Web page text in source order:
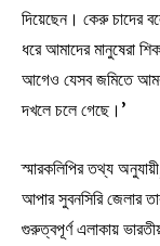
দিয়েছেন। কেরু চাদের
ধরে আমাদের মানুষেরা
আগেও যেসব জমিতে
দখলে চলে গেছে।’
স্মারকলিপির তথ্য
আপার সুবনসিরি জেলার
গুরুত্বপূর্ণ এলাকায়